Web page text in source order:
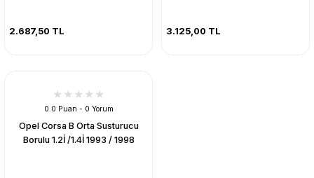
2.687,50 TL 3.125,00 TL
0.0 Puan - 0 Yorum
Opel Corsa B Orta Susturucu
Borulu 1.2İ /1.4İ 1993 / 1998